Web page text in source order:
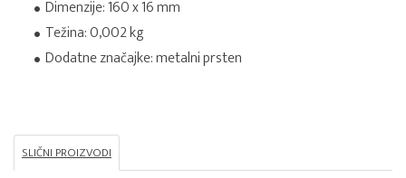
Dimenzije: 160 x 16 mm
Težina: 0,002 kg
Dodatne značajke: metalni prsten
SLIČNI PROIZVODI